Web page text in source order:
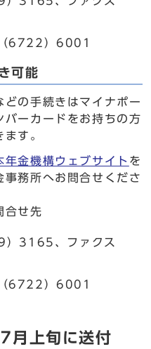
6722）6001
可能
どの手続きはマイナポー
バーカードをお持ちの方
す。
年金機構ウェブサイト を
事務所へお問合せくださ
合せ先
）3165、ファクス
6722）6001
月上旬に送付